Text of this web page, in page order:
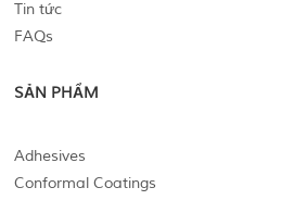
Tin tức
FAQs
SẢN PHẨM
Adhesives
Conformal Coatings